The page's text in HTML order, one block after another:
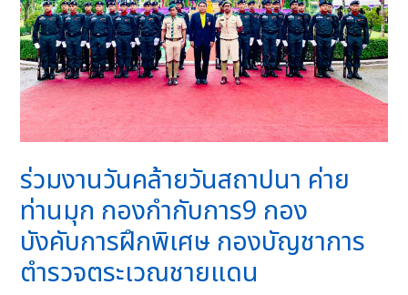
ร่วมงานวันคล้ายวันสถาปนา ค่าย
ท่านมุก กองกำกับการ9 กอง
บังคับการฝึกพิเศษ กองบัญชาการ
ตำรวจตระเวณชายแดน